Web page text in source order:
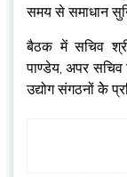
समय से समाधान
बैठक में सचिव
पाण्डेय, अपर सचिव
उद्योग संगठनों केे